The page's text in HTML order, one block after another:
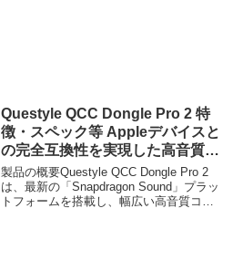
Questyle QCC Dongle Pro 2 特
徴・スペック等 Appleデバイスと
の完全互換性を実現した高音質コ
ーデック対応Bluetoothトランス
ミッター
製品の概要Questyle QCC Dongle Pro 2
は、最新の「Snapdragon Sound」プラッ
トフォームを搭載し、幅広い高音質コー